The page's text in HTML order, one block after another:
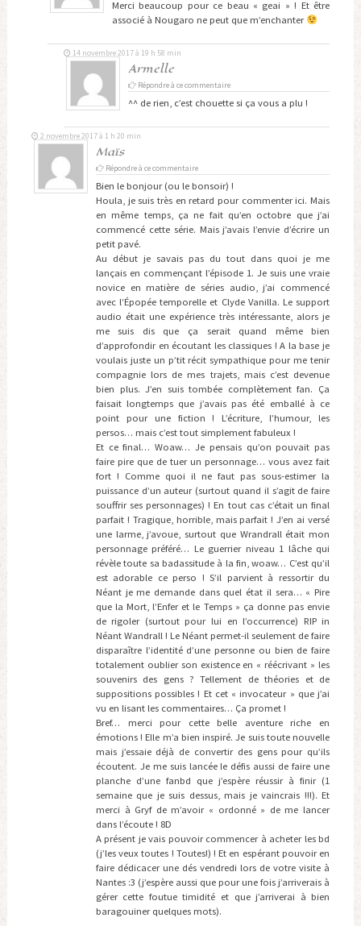
Merci beaucoup pour ce beau « geai » ! Et être
associé à Nougaro ne peut que m’enchanter
Armelle
14 novembre 2017 à 19 h 58 min
Répondre à ce commentaire
^^ de rien, c’est chouette si ça vous a plu !
Maïs
2 novembre 2017 à 1 h 20 min
Répondre à ce commentaire
Bien le bonjour (ou le bonsoir) !
Houla, je suis très en retard pour commenter ici. Mais
en même temps, ça ne fait qu’en octobre que j’ai
commencé cette série. Mais j’avais l’envie d’écrire un
petit pavé.
Au début je savais pas du tout dans quoi je me
lançais en commençant l’épisode 1. Je suis une vraie
novice en matière de séries audio, j’ai commencé
avec l’Épopée temporelle et Clyde Vanilla. Le support
audio était une expérience très intéressante, alors je
me suis dis que ça serait quand même bien
d’approfondir en écoutant les classiques ! A la base je
voulais juste un p’tit récit sympathique pour me tenir
compagnie lors de mes trajets, mais c’est devenue
bien plus. J’en suis tombée complètement fan. Ça
faisait longtemps que j’avais pas été emballé à ce
point pour une fiction ! L’écriture, l’humour, les
persos… mais c’est tout simplement fabuleux !
Et ce final… Woaw… Je pensais qu’on pouvait pas
faire pire que de tuer un personnage… vous avez fait
fort ! Comme quoi il ne faut pas sous-estimer la
puissance d’un auteur (surtout quand il s’agit de faire
souffrir ses personnages) ! En tout cas c’était un final
parfait ! Tragique, horrible, mais parfait ! J’en ai versé
une larme, j’avoue, surtout que Wrandrall était mon
personnage préféré… Le guerrier niveau 1 lâche qui
révèle toute sa badassitude à la fin, woaw… C’est qu’il
est adorable ce perso ! S’il parvient à ressortir du
Néant je me demande dans quel état il sera… « Pire
que la Mort, l’Enfer et le Temps » ça donne pas envie
de rigoler (surtout pour lui en l’occurrence) RIP in
Néant Wandrall ! Le Néant permet-il seulement de faire
disparaître l’identité d’une personne ou bien de faire
totalement oublier son existence en « réécrivant » les
souvenirs des gens ? Tellement de théories et de
suppositions possibles ! Et cet « invocateur » que j’ai
vu en lisant les commentaires… Ça promet !
Bref… merci pour cette belle aventure riche en
émotions ! Elle m’a bien inspiré. Je suis toute nouvelle
mais j’essaie déjà de convertir des gens pour qu’ils
écoutent. Je me suis lancée le défis aussi de faire une
planche d’une fanbd que j’espère réussir à finir (1
semaine que je suis dessus, mais je vaincrais !!!). Et
merci à Gryf de m’avoir « ordonné » de me lancer
dans l’écoute ! 8D
A présent je vais pouvoir commencer à acheter les bd
(j’les veux toutes ! Toutes!) ! Et en espérant pouvoir en
faire dédicacer une dés vendredi lors de votre visite à
Nantes :3 (j’espère aussi que pour une fois j’arriverais à
gérer cette foutue timidité et que j’arriverai à bien
baragouiner quelques mots).